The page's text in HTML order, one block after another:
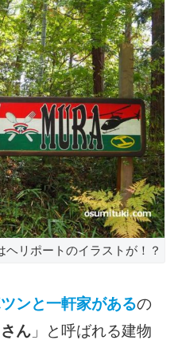
ヘリポートのイラストが！？
ンと一軒家があるの
ん 」と呼ばれる建物